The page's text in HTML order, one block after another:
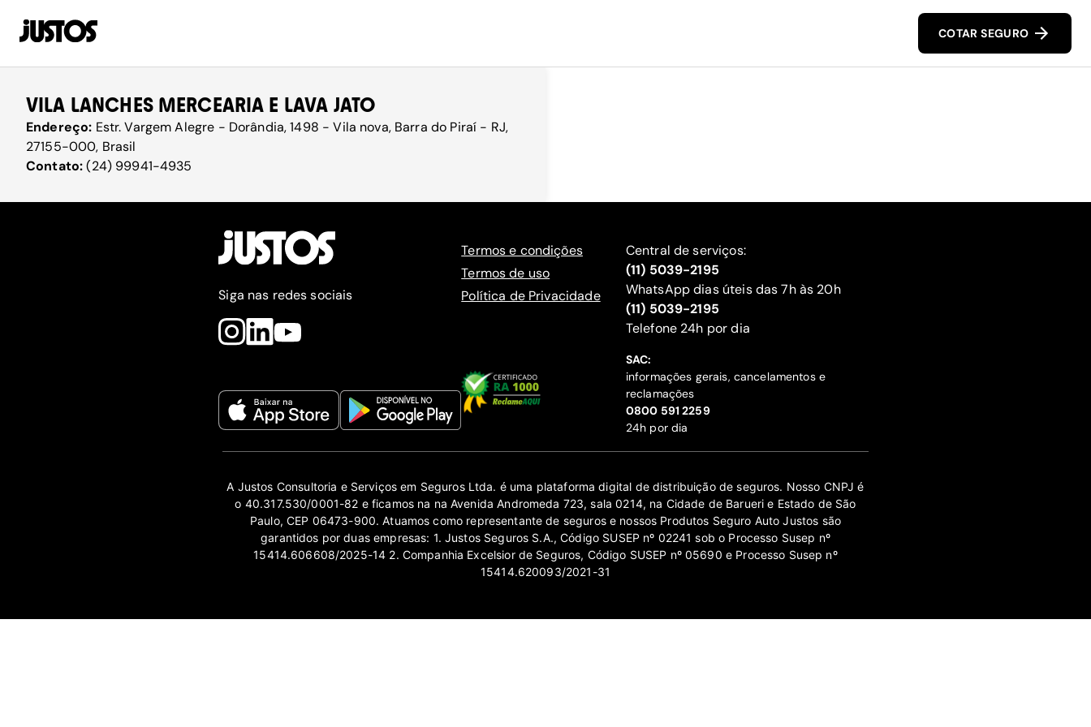
COTAR SEGURO
VILA LANCHES MERCEARIA E LAVA JATO
Endereço: Estr. Vargem Alegre - Dorândia, 1498 - Vila nova, Barra do Piraí - RJ,
27155-000, Brasil
Contato:(24) 99941-4935
Siga nas redes sociais
Termos e condições
Termos de uso
Política de Privacidade
Central de serviços:
(11) 5039-2195
WhatsApp dias úteis das 7h às 20h
(11) 5039-2195
‍Telefone 24h por dia
SAC:
informações gerais, cancelamentos e
reclamações
‍0800 591 2259
24h por dia
A Justos Consultoria e Serviços em Seguros Ltda. é uma plataforma digital de distribuição de seguros. Nosso CNPJ é
o 40.317.530/0001-82 e ficamos na na Avenida Andromeda 723, sala 0214, na Cidade de Barueri e Estado de São
Paulo, CEP 06473-900. Atuamos como representante de seguros e nossos Produtos Seguro Auto Justos são
garantidos por duas empresas: 1. Justos Seguros S.A., Código SUSEP nº 02241 sob o Processo Susep nº
15414.606608/2025-14 2. Companhia Excelsior de Seguros, Código SUSEP nº 05690 e Processo Susep nº
15414.620093/2021-31